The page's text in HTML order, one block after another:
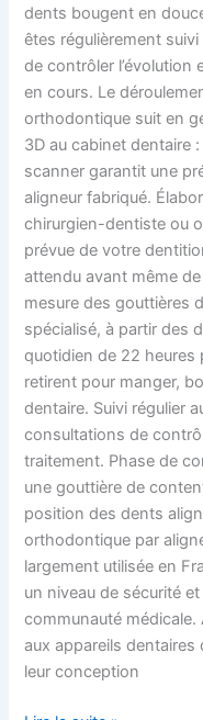
dents bougent en
êtes régulièrement
de contrôler
en cours. Le
orthodontique suit en
3D au cabinet dentaire
scanner garantit une
aligneur fabriqué.
chirurgien-dentiste ou
prévue de votre
attendu avant même
mesure des gouttières
spécialisé, à partir des
quotidien de 22 heures
retirent pour manger,
dentaire. Suivi régulier
consultations de
traitement. Phase de
une gouttière de
position des dents
orthodontique par
largement utilisée en
un niveau de sécurité
communauté
aux appareils dentaires
leur conception